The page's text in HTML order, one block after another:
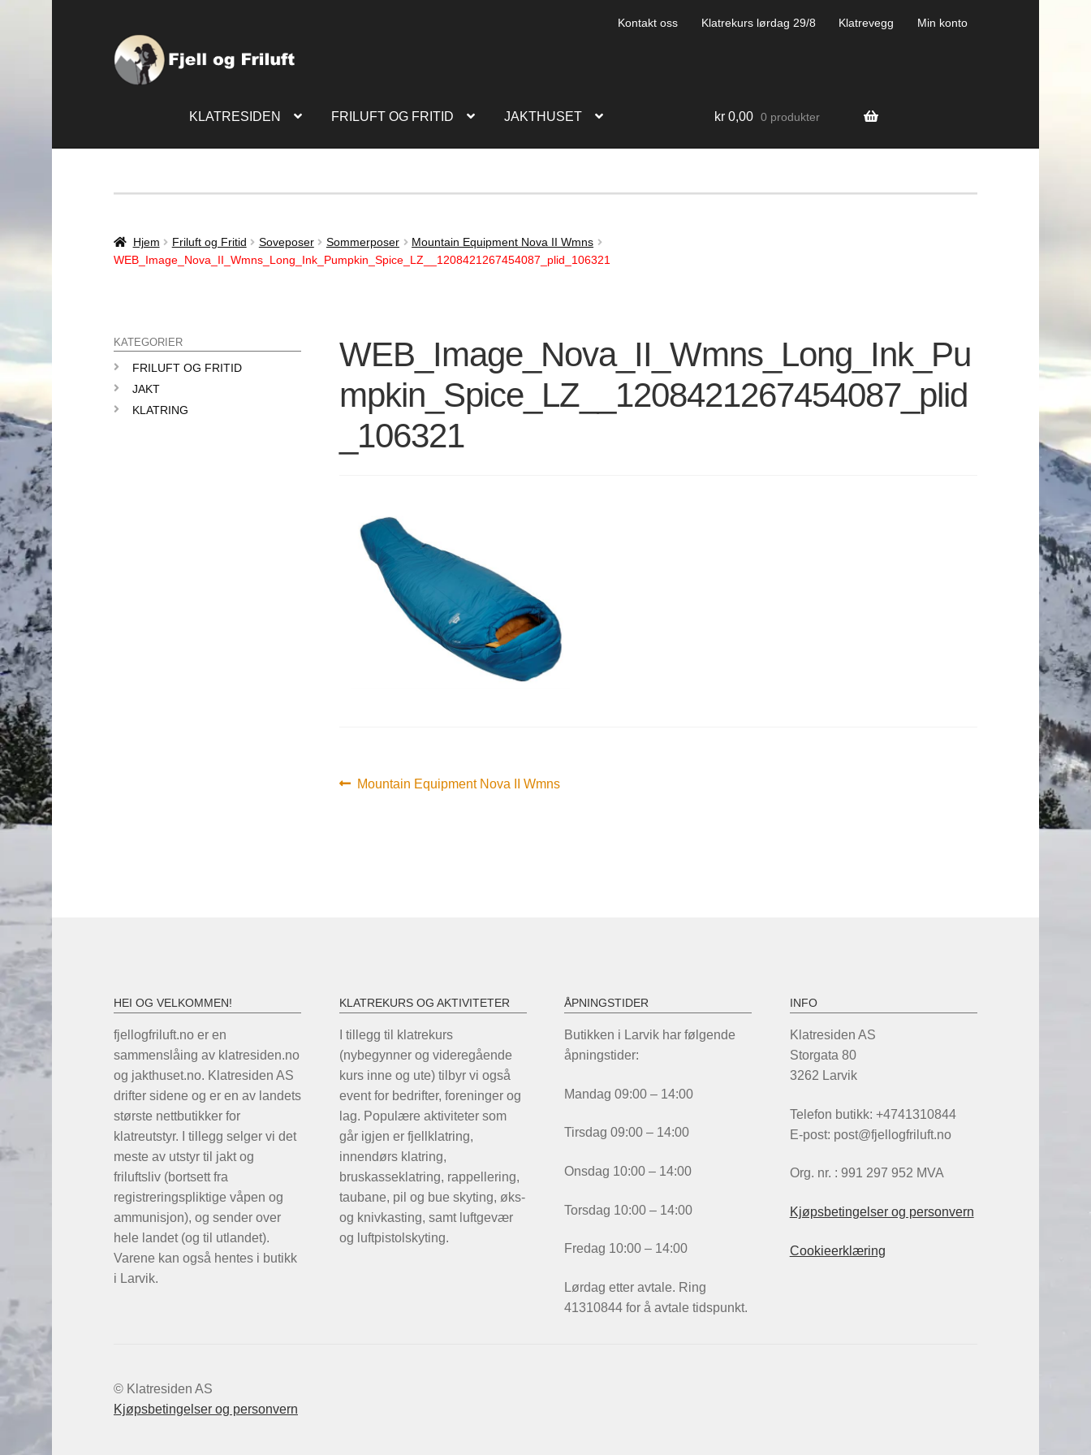
Kontakt oss Klatrekurs lørdag 29/8 Klatrevegg Min konto
KLATRESIDEN FRILUFT OG FRITID JAKTHUSET kr 0,00 0 produkter
Hjem Friluft og Fritid Soveposer Sommerposer
Mountain Equipment Nova II Wmns
WEB_Image_Nova_II_Wmns_Long_Ink_Pumpkin_Spice_LZ__1208421267454087_plid_106321
WEB_Image_Nova_II_Wmns_Long_Ink_Pu
mpkin_Spice_LZ__1208421267454087_plid
_106321
Innleggsnavigasjon
Forrige
Mountain Equipment Nova II Wmns
KATEGORIER
FRILUFT OG FRITID
JAKT
KLATRING
HEI OG VELKOMMEN!
fjellogfriluft.no er en
sammenslåing av klatresiden.no
og jakthuset.no. Klatresiden AS
drifter sidene og er en av landets
største nettbutikker for
klatreutstyr. I tillegg selger vi det
meste av utstyr til jakt og
friluftsliv (bortsett fra
registreringspliktige våpen og
ammunisjon), og sender over
hele landet (og til utlandet).
Varene kan også hentes i butikk
i Larvik.
KLATREKURS OG AKTIVITETER
I tillegg til klatrekurs
(nybegynner og videregående
kurs inne og ute) tilbyr vi også
event for bedrifter, foreninger og
lag. Populære aktiviteter som
går igjen er fjellklatring,
innendørs klatring,
bruskasseklatring, rappellering,
taubane, pil og bue skyting, øks-
og knivkasting, samt luftgevær
og luftpistolskyting.
ÅPNINGSTIDER
Butikken i Larvik har følgende
åpningstider:
Mandag 09:00 – 14:00
Tirsdag 09:00 – 14:00
Onsdag 10:00 – 14:00
Torsdag 10:00 – 14:00
Fredag 10:00 – 14:00
Lørdag etter avtale. Ring
41310844 for å avtale tidspunkt.
INFO
Klatresiden AS
Storgata 80
3262 Larvik
Telefon butikk: +4741310844
E-post: post@fjellogfriluft.no
Org. nr. : 991 297 952 MVA
Kjøpsbetingelser og personvern
Cookieerklæring
© Klatresiden AS
Kjøpsbetingelser og personvern